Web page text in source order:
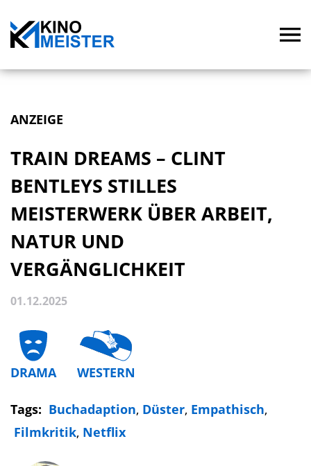
ANZEIGE
TRAIN DREAMS – CLINT
BENTLEYS STILLES
MEISTERWERK ÜBER ARBEIT,
NATUR UND
VERGÄNGLICHKEIT
01.12.2025
DRAMA WESTERN
Tags: Buchadaption, Düster, Empathisch,
Filmkritik, Netflix